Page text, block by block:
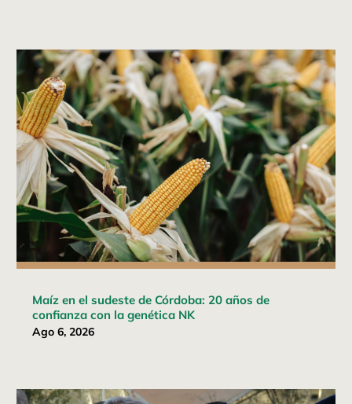
Maíz en el sudeste de Córdoba: 20 años de
confianza con la genética NK
Ago 6, 2026